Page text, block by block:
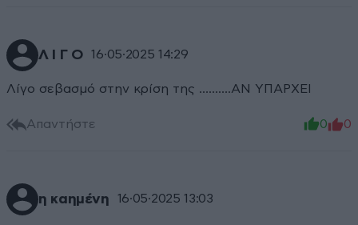
Λ Ι Γ Ο 16·05·2025 14:29
Λίγο σεβασμό στην κρίση της ……….ΑΝ ΥΠΑΡΧΕΙ
Απαντήστε 0 0
η καημένη 16·05·2025 13:03